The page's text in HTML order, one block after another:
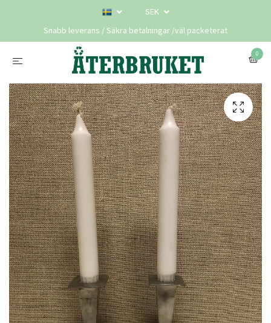
SEK
Snabb leverans / Säkra betalningar /väl packeterat
0